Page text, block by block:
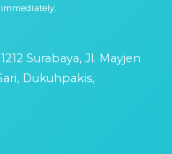
Surabaya, Jl. Mayjen
Dukuhpakis,